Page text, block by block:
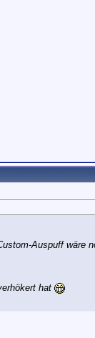
Auspuff wäre
hat